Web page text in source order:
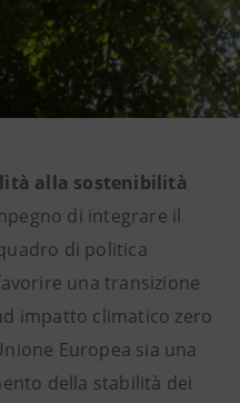
alla sostenibilità
di integrare il
di politica
una transizione
impatto climatico zero
Europea sia una
della stabilità dei